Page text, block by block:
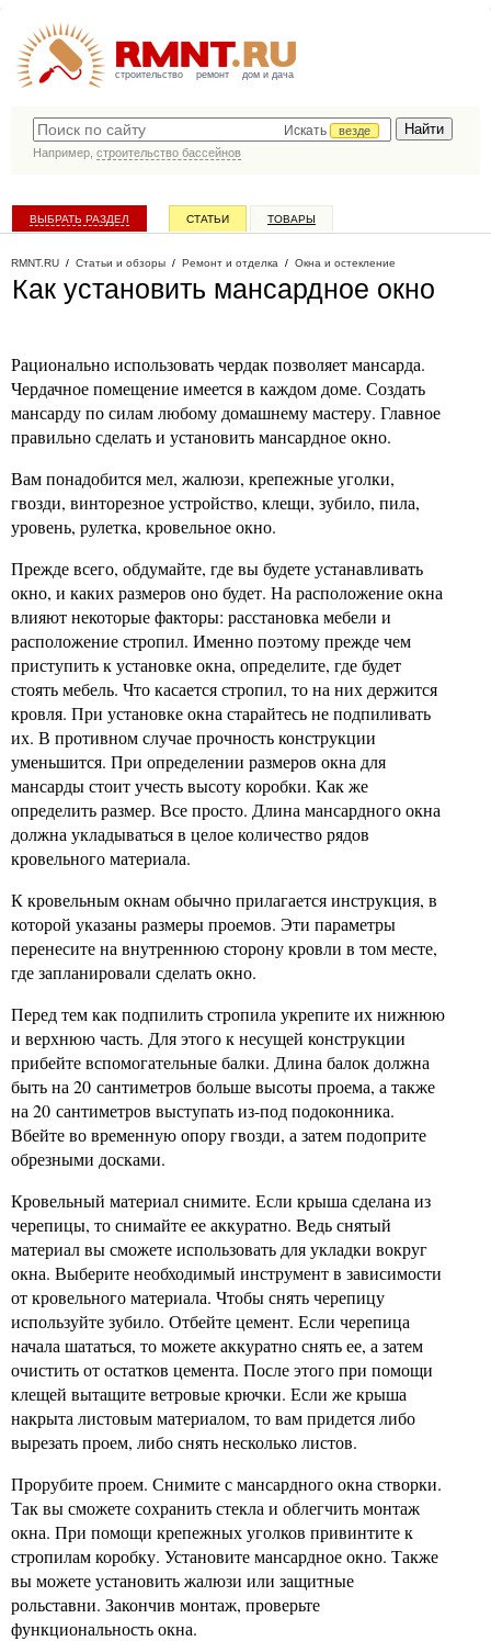
строительство ремонт дом и дача
Искать
везде
Например, строительство бассейнов
ВЫБРАТЬ РАЗДЕЛ СТАТЬИ ТОВАРЫ
RMNT.RU / Статьи и обзоры / Ремонт и отделка / Окна и остекление
Как установить мансардное окно
Рационально использовать чердак позволяет мансарда.
Чердачное помещение имеется в каждом доме. Создать
мансарду по силам любому домашнему мастеру. Главное
правильно сделать и установить мансардное окно.
Вам понадобится мел, жалюзи, крепежные уголки,
гвозди, винторезное устройство, клещи, зубило, пила,
уровень, рулетка, кровельное окно.
Прежде всего, обдумайте, где вы будете устанавливать
окно, и каких размеров оно будет. На расположение окна
влияют некоторые факторы: расстановка мебели и
расположение стропил. Именно поэтому прежде чем
приступить к установке окна, определите, где будет
стоять мебель. Что касается стропил, то на них держится
кровля. При установке окна старайтесь не подпиливать
их. В противном случае прочность конструкции
уменьшится. При определении размеров окна для
мансарды стоит учесть высоту коробки. Как же
определить размер. Все просто. Длина мансардного окна
должна укладываться в целое количество рядов
кровельного материала.
К кровельным окнам обычно прилагается инструкция, в
которой указаны размеры проемов. Эти параметры
перенесите на внутреннюю сторону кровли в том месте,
где запланировали сделать окно.
Перед тем как подпилить стропила укрепите их нижнюю
и верхнюю часть. Для этого к несущей конструкции
прибейте вспомогательные балки. Длина балок должна
быть на 20 сантиметров больше высоты проема, а также
на 20 сантиметров выступать из-под подоконника.
Вбейте во временную опору гвозди, а затем подоприте
обрезными досками.
Кровельный материал снимите. Если крыша сделана из
черепицы, то снимайте ее аккуратно. Ведь снятый
материал вы сможете использовать для укладки вокруг
окна. Выберите необходимый инструмент в зависимости
от кровельного материала. Чтобы снять черепицу
используйте зубило. Отбейте цемент. Если черепица
начала шататься, то можете аккуратно снять ее, а затем
очистить от остатков цемента. После этого при помощи
клещей вытащите ветровые крючки. Если же крыша
накрыта листовым материалом, то вам придется либо
вырезать проем, либо снять несколько листов.
Прорубите проем. Снимите с мансардного окна створки.
Так вы сможете сохранить стекла и облегчить монтаж
окна. При помощи крепежных уголков привинтите к
стропилам коробку. Установите мансардное окно. Также
вы можете установить жалюзи или защитные
рольставни. Закончив монтаж, проверьте
функциональность окна.